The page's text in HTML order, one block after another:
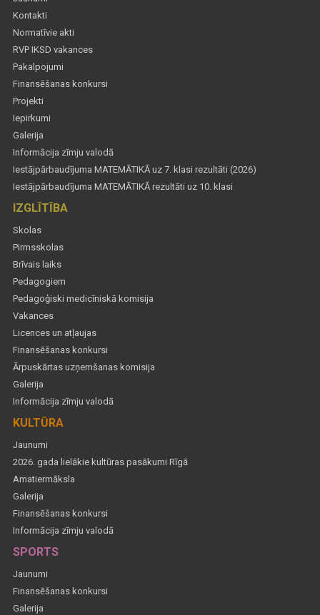
Kontakti
Normatīvie akti
RVP IKSD vakances
Pakalpojumi
Finansēšanas konkursi
Projekti
Iepirkumi
Galerija
Informācija zīmju valodā
Iestājpārbaudījuma MATEMĀTIKĀ uz 7. klasi rezultāti (2026)
Iestājpārbaudījuma MATEMĀTIKĀ rezultāti uz 10. klasi
IZGLĪTĪBA
Skolas
Pirmsskolas
Brīvais laiks
Pedagogiem
Pedagoģiski medicīniskā komisija
Vakances
Licences un atļaujas
Finansēšanas konkursi
Ārpuskārtas uzņemšanas komisija
Galerija
Informācija zīmju valodā
KULTŪRA
Jaunumi
2026. gada lielākie kultūras pasākumi Rīgā
Amatiermāksla
Galerija
Finansēšanas konkursi
Informācija zīmju valodā
SPORTS
Jaunumi
Finansēšanas konkursi
Galerija